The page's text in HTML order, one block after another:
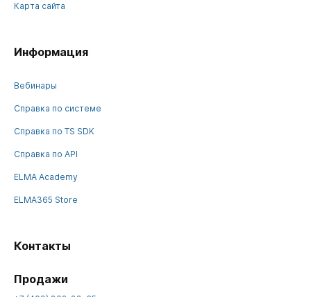
Карта сайта
Информация
Вебинары
Справка по системе
Справка по TS SDK
Справка по API
ELMA Academy
ELMA365 Store
Контакты
Продажи